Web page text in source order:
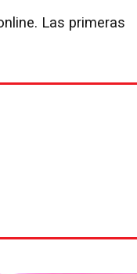
Las primeras